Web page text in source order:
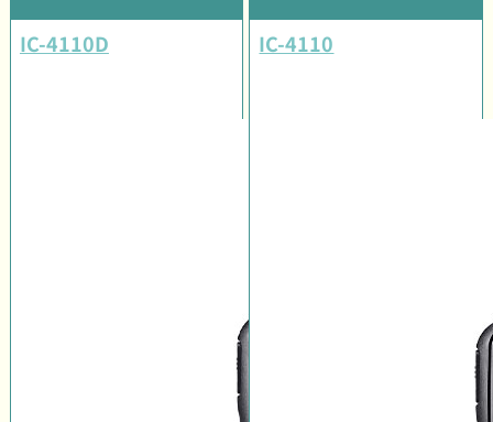
IC-4110D IC-4110